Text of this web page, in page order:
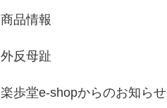
商品情報
外反母趾
楽歩堂e-shopからのお知らせ